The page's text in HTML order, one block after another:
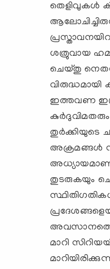
തെളിവുകള്‍
ശത്രുവായ
ചെയ്തു
ഇത്തവണ
തുര്‍ക്കിയുടെ
അക്രമങ്ങള്‍
അധ്യായമാണ്
തുടരുകയും
അവസാനത്തെ
മാറി